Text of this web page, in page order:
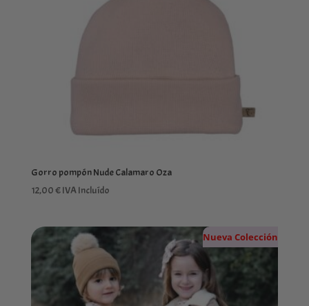
Gorro pompón Nude Calamaro Oza
12,00€IVA Incluído
Nueva Colección